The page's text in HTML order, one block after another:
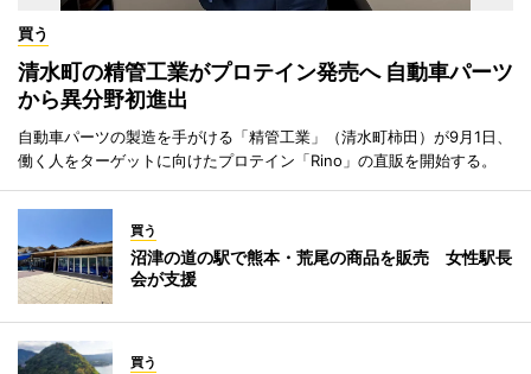
買う
清水町の精管工業がプロテイン発売へ 自動車パーツ
から異分野初進出
自動車パーツの製造を手がける「精管工業」（清水町柿田）が9月1日、
働く人をターゲットに向けたプロテイン「Rino」の直販を開始する。
買う
沼津の道の駅で熊本・荒尾の商品を販売 女性駅長
会が支援
買う